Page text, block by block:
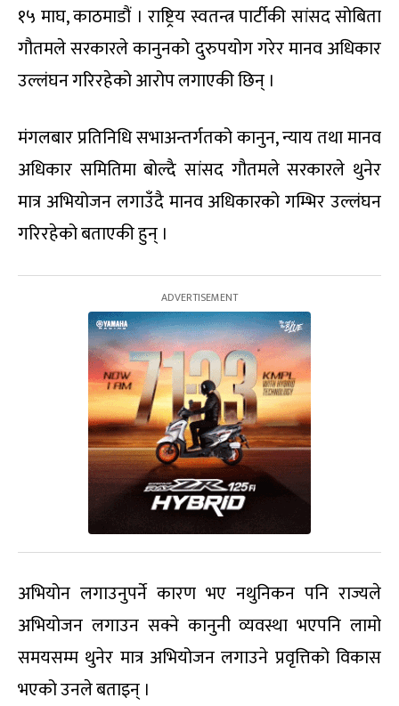
१५ माघ, काठमाडौं । राष्ट्रिय स्वतन्त्र पार्टीकी सांसद सोबिता
गौतमले सरकारले कानुनको दुरुपयोग गरेर मानव अधिकार
उल्लंघन गरिरहेको आरोप लगाएकी छिन् ।
मंगलबार प्रतिनिधि सभाअन्तर्गतको कानुन, न्याय तथा मानव
अधिकार समितिमा बोल्दै सांसद गौतमले सरकारले थुनेर
मात्र अभियोजन लगाउँदै मानव अधिकारको गम्भिर उल्लंघन
गरिरहेको बताएकी हुन् ।
अभियोन लगाउनुपर्ने कारण भए नथुनिकन पनि राज्यले
अभियोजन लगाउन सक्ने कानुनी व्यवस्था भएपनि लामो
समयसम्म थुनेर मात्र अभियोजन लगाउने प्रवृत्तिको विकास
भएको उनले बताइन् ।